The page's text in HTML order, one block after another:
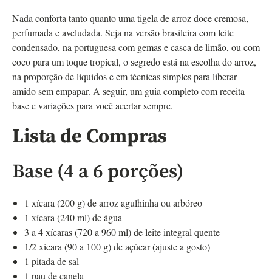
Nada conforta tanto quanto uma tigela de arroz doce cremosa,
perfumada e aveludada. Seja na versão brasileira com leite
condensado, na portuguesa com gemas e casca de limão, ou com
coco para um toque tropical, o segredo está na escolha do arroz,
na proporção de líquidos e em técnicas simples para liberar
amido sem empapar. A seguir, um guia completo com receita
base e variações para você acertar sempre.
Lista de Compras
Base (4 a 6 porções)
1 xícara (200 g) de arroz agulhinha ou arbóreo
1 xícara (240 ml) de água
3 a 4 xícaras (720 a 960 ml) de leite integral quente
1/2 xícara (90 a 100 g) de açúcar (ajuste a gosto)
1 pitada de sal
1 pau de canela